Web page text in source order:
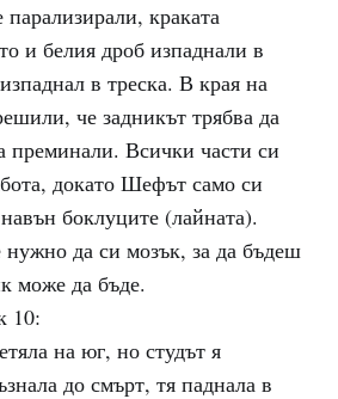
парализирали, краката
и белия дроб изпаднали в
в треска. В края на
че задникът трябва да
Всички части си
докато Шефът само си
боклуците (лайната).
да си мозък, за да бъдеш
може да бъде.
10:
на юг, но студът я
до смърт, тя паднала в